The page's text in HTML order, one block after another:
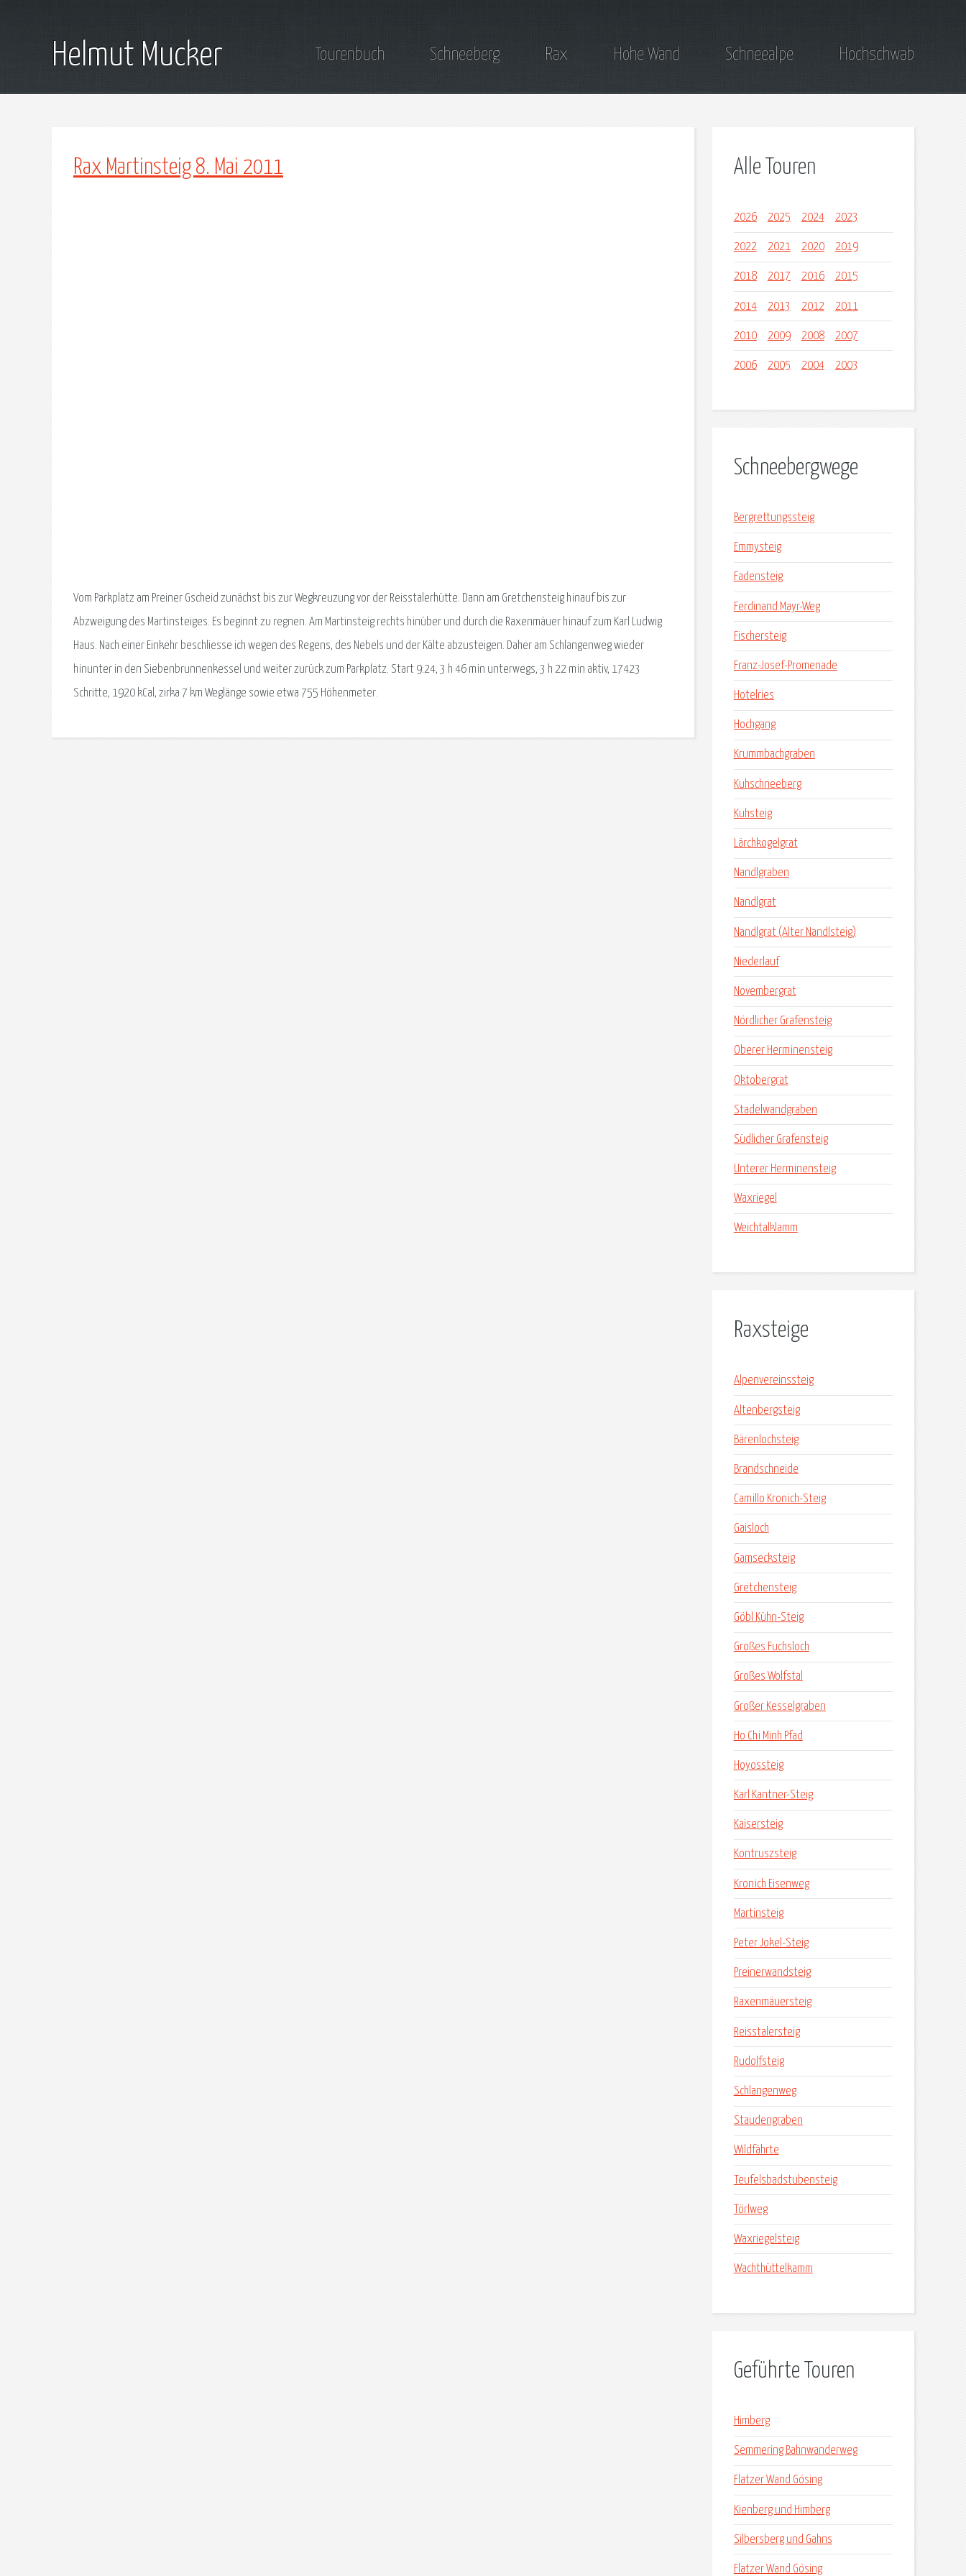
Helmut Mucker Tourenbuch Schneeberg Rax Hohe Wand Schneealpe Hochschwab
Rax Martinsteig 8. Mai 2011
Vom Parkplatz am Preiner Gscheid zunächst bis zur Wegkreuzung vor der Reisstalerhütte. Dann am Gretchensteig hinauf bis zur
Abzweigung des Martinsteiges. Es beginnt zu regnen. Am Martinsteig rechts hinüber und durch die Raxenmäuer hinauf zum Karl Ludwig
Haus. Nach einer Einkehr beschliesse ich wegen des Regens, des Nebels und der Kälte abzusteigen. Daher am Schlangenweg wieder
hinunter in den Siebenbrunnenkessel und weiter zurück zum Parkplatz. Start 9:24, 3 h 46 min unterwegs, 3 h 22 min aktiv, 17423
Schritte, 1920 kCal, zirka 7 km Weglänge sowie etwa 755 Höhenmeter.
Alle Touren
2026 2025 2024 2023
2022 2021 2020 2019
2018 2017 2016 2015
2014 2013 2012 2011
2010 2009 2008 2007
2006 2005 2004 2003
Schneebergwege
Bergrettungssteig
Emmysteig
Fadensteig
Ferdinand Mayr-Weg
Fischersteig
Franz-Josef-Promenade
Hotelries
Hochgang
Krummbachgraben
Kuhschneeberg
Kuhsteig
Lärchkogelgrat
Nandlgraben
Nandlgrat
Nandlgrat (Alter Nandlsteig)
Niederlauf
Novembergrat
Nördlicher Grafensteig
Oberer Herminensteig
Oktobergrat
Stadelwandgraben
Südlicher Grafensteig
Unterer Herminensteig
Waxriegel
Weichtalklamm
Raxsteige
Alpenvereinssteig
Altenbergsteig
Bärenlochsteig
Brandschneide
Camillo Kronich-Steig
Gaisloch
Gamsecksteig
Gretchensteig
Göbl Kühn-Steig
Großes Fuchsloch
Großes Wolfstal
Großer Kesselgraben
Ho Chi Minh Pfad
Hoyossteig
Karl Kantner-Steig
Kaisersteig
Kontruszsteig
Kronich Eisenweg
Martinsteig
Peter Jokel-Steig
Preinerwandsteig
Raxenmäuersteig
Reisstalersteig
Rudolfsteig
Schlangenweg
Staudengraben
Wildfährte
Teufelsbadstubensteig
Törlweg
Waxriegelsteig
Wachthüttelkamm
Geführte Touren
Himberg
Semmering Bahnwanderweg
Flatzer Wand Gösing
Kienberg und Himberg
Silbersberg und Gahns
Flatzer Wand Gösing